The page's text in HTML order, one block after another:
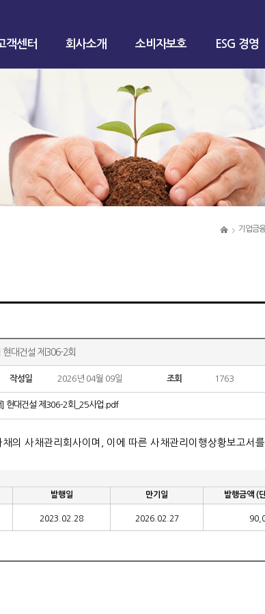
객센터 회사소개 소비자보호 ESG 경영
기업금융
현대건설 제306-2회
작성일 2026년 04월 09일 조회 1763
] 현대건설 제306-2회_25사업.pdf
의 사채관리회사이며
이에 따른 사채관리이행상황보고서
발행일 만기일 발행금액(
2023.02.28 2026.02.27